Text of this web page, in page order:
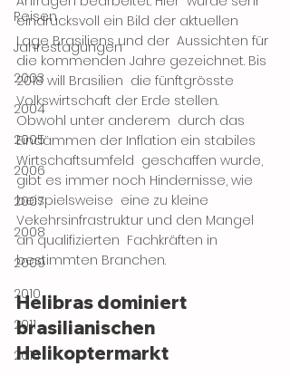
Reisen
Jahrestagungen
2003
2004
2005
2006
2007
2008
2009
2010
2011
2014
eindrucksvoll ein Bild der aktuellen
Lage Brasiliens und der  Aussichten für
die kommenden Jahre gezeichnet. Bis
2018 will Brasilien  die fünftgrösste
Volkswirtschaft der Erde stellen.
Obwohl unter anderem  durch das
Eindämmen der Inflation ein stabiles
Wirtschaftsumfeld  geschaffen wurde,
gibt es immer noch Hindernisse, wie
beispielsweise  eine zu kleine
Vekehrsinfrastruktur und den Mangel
an qualifizierten  Fachkräften in
bestimmten Branchen.
Helibras dominiert
brasilianischen
Helikoptermarkt